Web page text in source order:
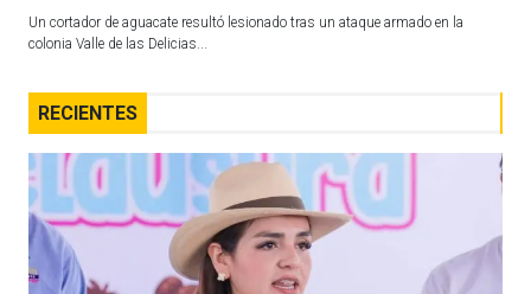
Un cortador de aguacate resultó lesionado tras un ataque armado en la
colonia Valle de las Delicias...
RECIENTES